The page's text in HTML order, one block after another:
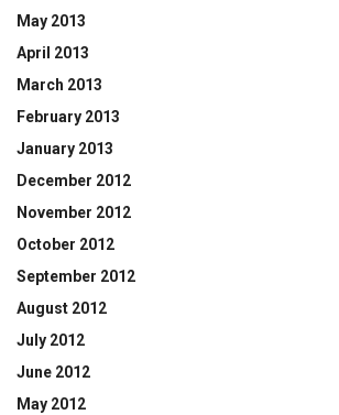
May 2013
April 2013
March 2013
February 2013
January 2013
December 2012
November 2012
October 2012
September 2012
August 2012
July 2012
June 2012
May 2012